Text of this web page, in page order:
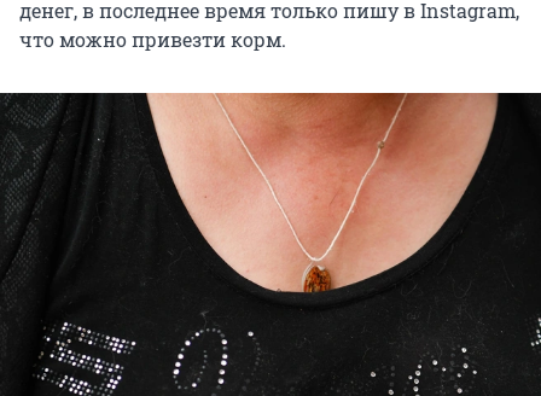
денег, в последнее время только пишу в Instagram,
что можно привезти корм.